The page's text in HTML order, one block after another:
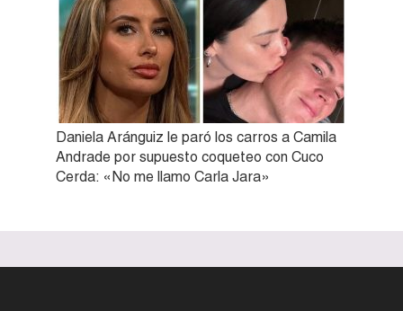
Daniela Aránguiz le paró los carros a Camila
Andrade por supuesto coqueteo con Cuco
Cerda: «No me llamo Carla Jara»